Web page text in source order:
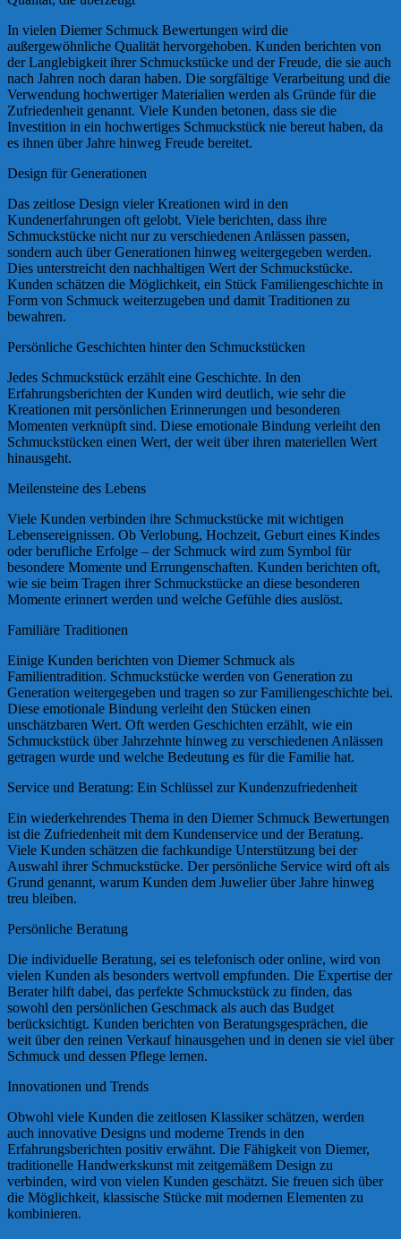
In vielen Diemer Schmuck Bewertungen wird die
außergewöhnliche Qualität hervorgehoben. Kunden berichten von
der Langlebigkeit ihrer Schmuckstücke und der Freude, die sie auch
nach Jahren noch daran haben. Die sorgfältige Verarbeitung und die
Verwendung hochwertiger Materialien werden als Gründe für die
Zufriedenheit genannt. Viele Kunden betonen, dass sie die
Investition in ein hochwertiges Schmuckstück nie bereut haben, da
es ihnen über Jahre hinweg Freude bereitet.
Design für Generationen
Das zeitlose Design vieler Kreationen wird in den
Kundenerfahrungen oft gelobt. Viele berichten, dass ihre
Schmuckstücke nicht nur zu verschiedenen Anlässen passen,
sondern auch über Generationen hinweg weitergegeben werden.
Dies unterstreicht den nachhaltigen Wert der Schmuckstücke.
Kunden schätzen die Möglichkeit, ein Stück Familiengeschichte in
Form von Schmuck weiterzugeben und damit Traditionen zu
bewahren.
Persönliche Geschichten hinter den Schmuckstücken
Jedes Schmuckstück erzählt eine Geschichte. In den
Erfahrungsberichten der Kunden wird deutlich, wie sehr die
Kreationen mit persönlichen Erinnerungen und besonderen
Momenten verknüpft sind. Diese emotionale Bindung verleiht den
Schmuckstücken einen Wert, der weit über ihren materiellen Wert
hinausgeht.
Meilensteine des Lebens
Viele Kunden verbinden ihre Schmuckstücke mit wichtigen
Lebensereignissen. Ob Verlobung, Hochzeit, Geburt eines Kindes
oder berufliche Erfolge – der Schmuck wird zum Symbol für
besondere Momente und Errungenschaften. Kunden berichten oft,
wie sie beim Tragen ihrer Schmuckstücke an diese besonderen
Momente erinnert werden und welche Gefühle dies auslöst.
Familiäre Traditionen
Einige Kunden berichten von Diemer Schmuck als
Familientradition. Schmuckstücke werden von Generation zu
Generation weitergegeben und tragen so zur Familiengeschichte bei.
Diese emotionale Bindung verleiht den Stücken einen
unschätzbaren Wert. Oft werden Geschichten erzählt, wie ein
Schmuckstück über Jahrzehnte hinweg zu verschiedenen Anlässen
getragen wurde und welche Bedeutung es für die Familie hat.
Service und Beratung: Ein Schlüssel zur Kundenzufriedenheit
Ein wiederkehrendes Thema in den Diemer Schmuck Bewertungen
ist die Zufriedenheit mit dem Kundenservice und der Beratung.
Viele Kunden schätzen die fachkundige Unterstützung bei der
Auswahl ihrer Schmuckstücke. Der persönliche Service wird oft als
Grund genannt, warum Kunden dem Juwelier über Jahre hinweg
treu bleiben.
Persönliche Beratung
Die individuelle Beratung, sei es telefonisch oder online, wird von
vielen Kunden als besonders wertvoll empfunden. Die Expertise der
Berater hilft dabei, das perfekte Schmuckstück zu finden, das
sowohl den persönlichen Geschmack als auch das Budget
berücksichtigt. Kunden berichten von Beratungsgesprächen, die
weit über den reinen Verkauf hinausgehen und in denen sie viel über
Schmuck und dessen Pflege lernen.
Innovationen und Trends
Obwohl viele Kunden die zeitlosen Klassiker schätzen, werden
auch innovative Designs und moderne Trends in den
Erfahrungsberichten positiv erwähnt. Die Fähigkeit von Diemer,
traditionelle Handwerkskunst mit zeitgemäßem Design zu
verbinden, wird von vielen Kunden geschätzt. Sie freuen sich über
die Möglichkeit, klassische Stücke mit modernen Elementen zu
kombinieren.